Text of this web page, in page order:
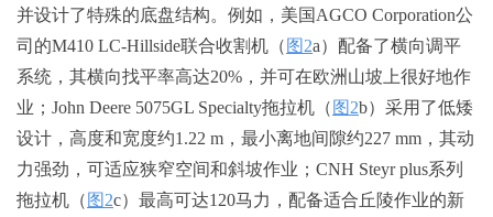
并设计了特殊的底盘结构。例如，美国AGCO Corporation公
司的M410 LC-Hillside联合收割机（ 图2a）配备了横向调平
系统，其横向找平率高达20%，并可在欧洲山坡上很好地作
业；John Deere 5075GL Specialty拖拉机（ 图2b）采用了低矮
设计，高度和宽度约1.22 m，最小离地间隙约227 mm，其动
力强劲，可适应狭窄空间和斜坡作业；CNH Steyr plus系列
拖拉机（ 图2c）最高可达120马力，配备适合丘陵作业的新